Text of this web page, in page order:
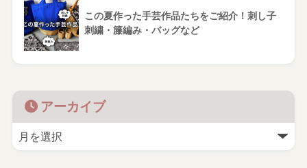
この夏作った手芸作品たちをご紹介！刺し子
刺繍・籐編み・バッグなど
アーカイブ